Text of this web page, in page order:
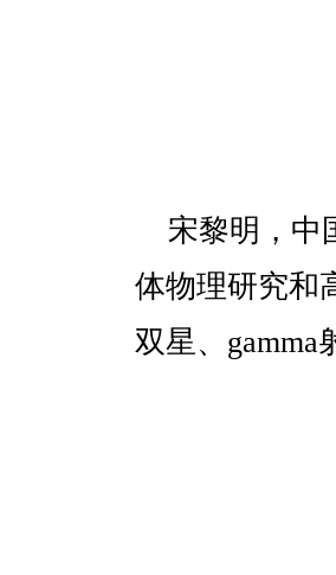
宋黎明，中
体物理研究和
双星、